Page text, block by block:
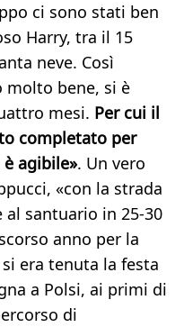
ci sono stati ben
Harry, tra il 15
neve. Così
molto bene, si è
mesi. Per cui il
completato per
agibile». Un vero
«con la strada
al santuario in 25-30
anno per la
era tenuta la festa
a Polsi, ai primi di
di